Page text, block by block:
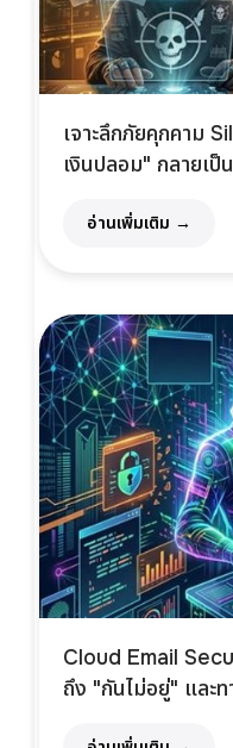
เจาะลึกภัยคุกคาม
เงินปลอม" กลายเป็
อ่านเพิ่มเติม →
Cloud Email
ถึง "กันไม่อยู่" และ